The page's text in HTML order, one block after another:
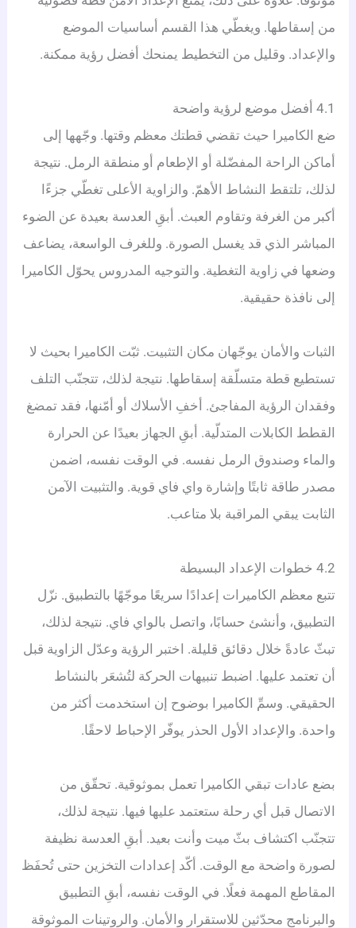
من إسقاطها. ويغطّي هذا القسم أساسيات الموضع
والإعداد. وقليل من التخطيط يمنحك أفضل رؤية ممكنة.
4.1 أفضل موضع لرؤية واضحة
ضع الكاميرا حيث تقضي قطتك معظم وقتها. وجّهها إلى
أماكن الراحة المفضّلة أو الإطعام أو منطقة الرمل. نتيجة
لذلك، تلتقط النشاط الأهمّ. والزاوية الأعلى تغطّي جزءًا
أكبر من الغرفة وتقاوم العبث. أبقِ العدسة بعيدة عن الضوء
المباشر الذي قد يغسل الصورة. وللغرف الواسعة، يضاعف
وضعها في زاوية التغطية. والتوجيه المدروس يحوّل الكاميرا
إلى نافذة حقيقية.
الثبات والأمان يوجّهان مكان التثبيت. ثبّت الكاميرا بحيث لا
تستطيع قطة متسلّقة إسقاطها. نتيجة لذلك، تتجنّب التلف
وفقدان الرؤية المفاجئ. أخفِ الأسلاك أو أمّنها، فقد تمضغ
القطط الكابلات المتدلّية. أبقِ الجهاز بعيدًا عن الحرارة
والماء وصندوق الرمل نفسه. في الوقت نفسه، اضمن
مصدر طاقة ثابتًا وإشارة واي فاي قوية. والتثبيت الآمن
الثابت يبقي المراقبة بلا متاعب.
4.2 خطوات الإعداد البسيطة
تتبع معظم الكاميرات إعدادًا سريعًا موجّهًا بالتطبيق. نزّل
التطبيق، وأنشئ حسابًا، واتصل بالواي فاي. نتيجة لذلك،
تبثّ عادةً خلال دقائق قليلة. اختبر الرؤية وعدّل الزاوية قبل
أن تعتمد عليها. اضبط تنبيهات الحركة لتُشعَر بالنشاط
الحقيقي. وسمِّ الكاميرا بوضوح إن استخدمت أكثر من
واحدة. والإعداد الأول الحذر يوفّر الإحباط لاحقًا.
بضع عادات تبقي الكاميرا تعمل بموثوقية. تحقّق من
الاتصال قبل أي رحلة ستعتمد عليها فيها. نتيجة لذلك،
تتجنّب اكتشاف بثّ ميت وأنت بعيد. أبقِ العدسة نظيفة
لصورة واضحة مع الوقت. أكّد إعدادات التخزين حتى تُحفَظ
المقاطع المهمة فعلًا. في الوقت نفسه، أبقِ التطبيق
والبرنامج محدّثين للاستقرار والأمان. والروتينات الموثوقة